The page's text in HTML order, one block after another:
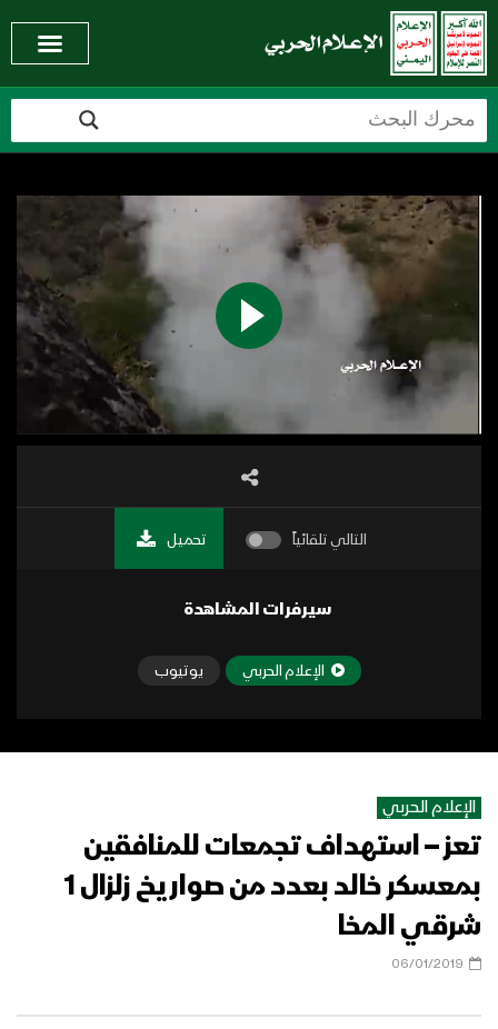
التالي تلقائياً تحميل
سيرفرات المشاهدة
الإعلام الحربي يوتيوب
الإعلام الحربي
تعز – استهداف تجمعات للمنافقين
بمعسكر خالد بعدد من صواريخ زلزال 1
شرقي المخا
06/01/2019